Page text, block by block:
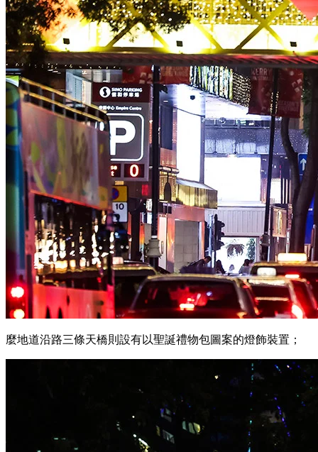
麼地道沿路三條天橋則設有以聖誕禮物包圖案的燈飾裝置；